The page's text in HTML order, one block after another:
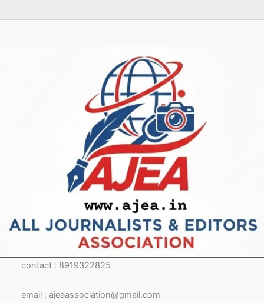
contact : 8919322825
email : ajeaassociation@gmail.com